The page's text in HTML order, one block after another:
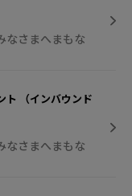
なさまへまもな
ト （インバウンド
なさまへまもな